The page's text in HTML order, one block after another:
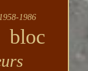
1958-1986
bloc